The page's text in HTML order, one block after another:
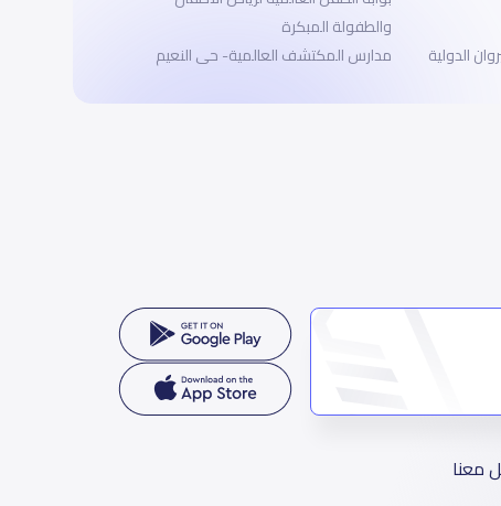
الدولية
والطفولة المبكرة
مدارس المكتشف العالمية- حى النعيم
معنا